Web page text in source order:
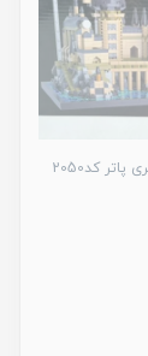
مینی لگو قلعه هاگوارتز هری پاتر کد2050